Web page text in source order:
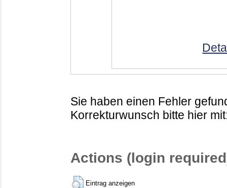
Sie haben einen Fehler
Korrekturwunsch bitte hier
Actions (login
Eintrag anzeigen